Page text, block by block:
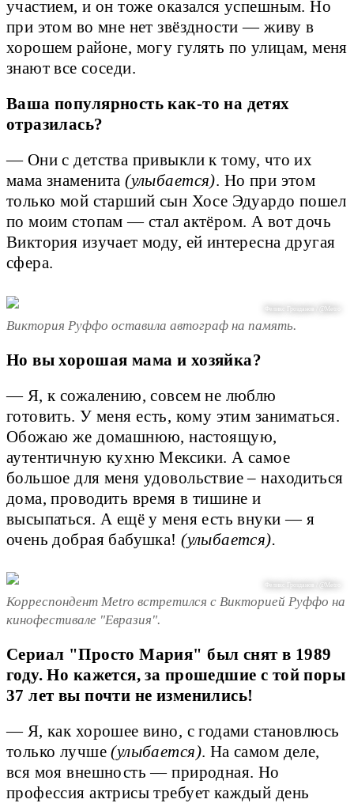
участием, и он тоже оказался успешным. Но
при этом во мне нет звёздности — живу в
хорошем районе, могу гулять по улицам, меня
знают все соседи.
Ваша популярность как-то на детях
отразилась?
— Они с детства привыкли к тому, что их
мама знаменита (улыбается). Но при этом
только мой старший сын Хосе Эдуардо пошел
по моим стопам — стал актёром. А вот дочь
Виктория изучает моду, ей интересна другая
сфера.
Феликс Грозданов / @Metro
Виктория Руффо оставила автограф на память.
Но вы хорошая мама и хозяйка?
— Я, к сожалению, совсем не люблю
готовить. У меня есть, кому этим заниматься.
Обожаю же домашнюю, настоящую,
аутентичную кухню Мексики. А самое
большое для меня удовольствие – находиться
дома, проводить время в тишине и
высыпаться. А ещё у меня есть внуки — я
очень добрая бабушка!(улыбается).
Феликс Грозданов / @Metro
Корреспондент Metro встретился с Викторией Руффо на
кинофестивале "Евразия".
Сериал "Просто Мария" был снят в 1989
году. Но кажется, за прошедшие с той поры
37 лет вы почти не изменились!
— Я, как хорошее вино, с годами становлюсь
только лучше(улыбается). На самом деле,
вся моя внешность — природная. Но
профессия актрисы требует каждый день